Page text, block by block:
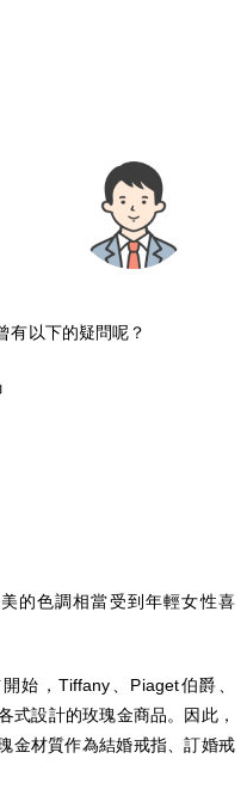
有以下的疑問呢？
的色調相當受到年輕女性喜
始，Tiffany、Piaget伯爵、
式設計的玫瑰金商品。因此，
金材質作為結婚戒指、訂婚戒